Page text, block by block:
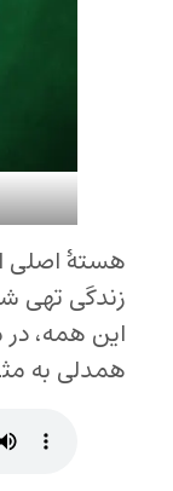
هستهٔ اصلی
زندگی تهی
این همه،
همدلی به